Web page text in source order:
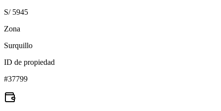
S/ 5945
Zona
Surquillo
ID de propiedad
#37799